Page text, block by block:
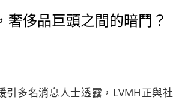
奢侈品巨頭之間的暗鬥？
引多名消息人士透露，LVMH正與社